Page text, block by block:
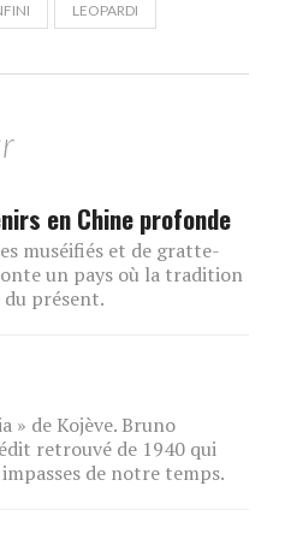
LEOPARDI
en Chine profonde
muséifiés et de gratte-
un pays où la tradition
du présent.
» de Kojève. Bruno
retrouvé de 1940 qui
de notre temps.